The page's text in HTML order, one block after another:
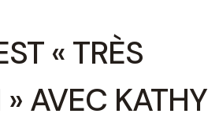
« TRÈS
AVEC KATHY